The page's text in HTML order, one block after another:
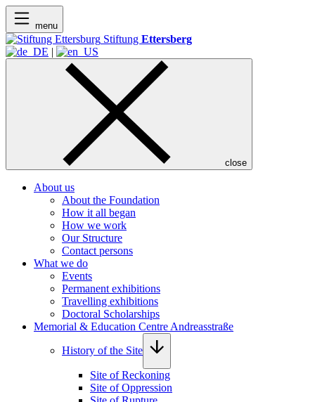
menu
Stiftung Ettersberg
|
close
About us
About the Foundation
How it all began
How we work
Our Structure
Contact persons
What we do
Events
Permanent exhibitions
Travelling exhibitions
Doctoral Scholarships
Memorial & Education Centre Andreasstraße
History of the Site
Site of Reckoning
Site of Oppression